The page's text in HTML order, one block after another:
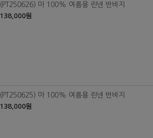
(PT250626) 마 100% 여름용 린넨 반바지
138,000원
(PT250625) 마 100% 여름용 린넨 반바지
138,000원